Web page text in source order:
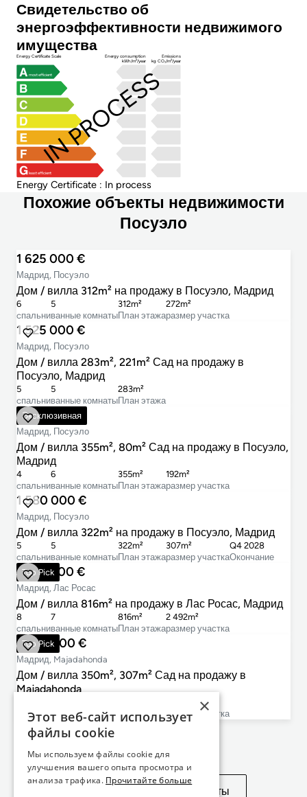
Свидетельство об
энергоэффективности недвижимого
имущества
Energy Certificate Scale
Energy consumption
kWh/m²/year
Emissions
kg CO₂/m²/year
most efficient
least efficient
IN PROCESS
Energy Certificate : In process
Похожие объекты недвижимости
Посуэло
1 625 000 €
Мадрид, Посуэло
Дом / вилла 312m² на продажу в Посуэло, Мадрид
cпальни
6
ванные комнаты
5
План этажа
312m²
размер участка
272m²
1 525 000 €
Мадрид, Посуэло
Дом / вилла 283m², 221m² Сад на продажу в
Посуэло, Мадрид
cпальни
5
ванные комнаты
5
План этажа
283m²
Эксклюзивная
1 680 000 €
Мадрид, Посуэло
Дом / вилла 355m², 80m² Сад на продажу в Посуэло,
Мадрид
cпальни
4
ванные комнаты
6
План этажа
355m²
размер участка
192m²
1 580 000 €
Мадрид, Посуэло
Дом / вилла 322m² на продажу в Посуэло, Мадрид
cпальни
5
ванные комнаты
5
План этажа
322m²
размер участка
307m²
Окончание
Q4 2028
Top Pick
1 825 000 €
Мадрид, Лас Росас
Дом / вилла 816m² на продажу в Лас Росас, Мадрид
cпальни
8
ванные комнаты
7
План этажа
816m²
размер участка
2 492m²
Top Pick
1 490 000 €
Мадрид, Majadahonda
Дом / вилла 350m², 307m² Сад на продажу в
Majadahonda
cпальниванные комнаты План этажа размер участка
Не нашли то, что искали?
Посмотреть похожие объекты
×
Этот веб-сайт использует
файлы cookie
Мы используем файлы cookie для
улучшения вашего опыта просмотра и
анализа трафика. Прочитайте больше